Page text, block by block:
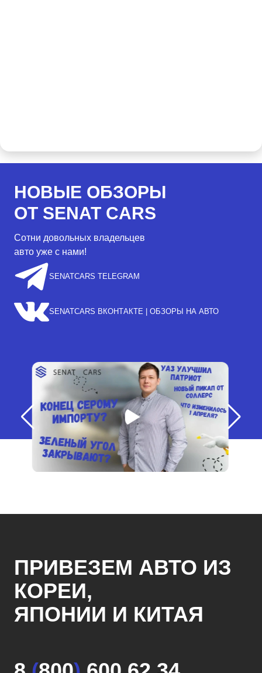
НОВЫЕ ОБЗОРЫ
ОТ SENAT CARS
Сотни довольных владельцев
авто уже с нами!
SENATCARS TELEGRAM
SENATCARS ВКОНТАКТЕ | ОБЗОРЫ НА АВТО
ПРИВЕЗЕМ АВТО ИЗ
КОРЕИ,
ЯПОНИИ И КИТАЯ